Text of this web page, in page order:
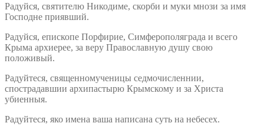
Радуйся, святителю Никодиме, скорби и муки мнози за имя
Господне приявший.
Радуйся, епископе Порфирие, Симферополяграда и всего
Крыма архиерее, за веру Православную душу свою
положивый.
Радуйтеся, священномученицы седмочисленнии,
спострадавшии архипастырю Крымскому и за Христа
убиенныя.
Радуйтеся, яко имена ваша написана суть на небесех.